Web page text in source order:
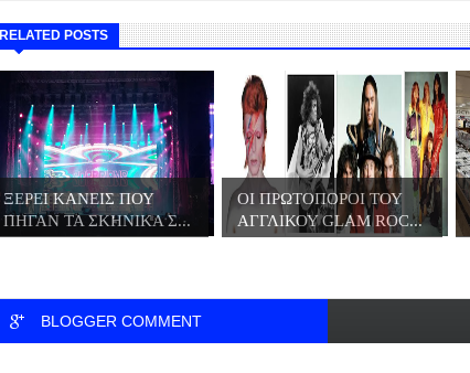
RELATED POSTS
ΞΕΡΕΙ ΚΑΝΕΙΣ ΠΟΥ
ΠΗΓΑΝ ΤΑ ΣΚΗΝΙΚΑ Σ...
ΟΙ ΠΡΩΤΟΠΟΡΟΙ ΤΟΥ
ΑΓΓΛΙΚΟΥ GLAM ROC...
BLOGGER COMMENT